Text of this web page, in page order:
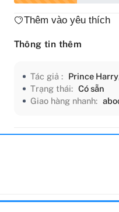
Thêm vào yêu thích
Thông tin thêm
Tác giả : Prince Harry
Trạng thái: Có sẵn
Giao hàng nhanh: